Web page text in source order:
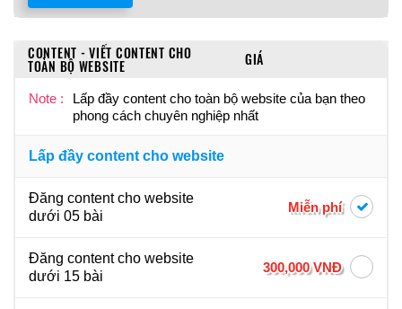
CONTENT - VIẾT CONTENT CHO
TOÀN BỘ WEBSITE GIÁ
Note :
Lấp đầy content cho toàn bộ website của bạn theo
phong cách chuyên nghiệp nhất
Lấp đầy content cho website
Đăng content cho website
dưới 05 bài
Miễn phí
Đăng content cho website
dưới 15 bài
300,000 VNĐ